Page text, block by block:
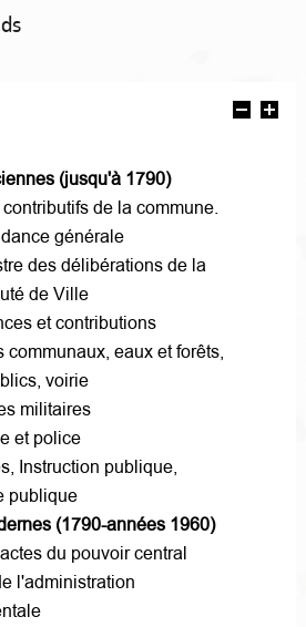
(jusqu'à 1790)
de la commune.
générale
des délibérations de la
de Ville
et contributions
communaux, eaux et forêts,
voirie
militaires
et police
Instruction publique,
publique
(1790-années 1960)
du pouvoir central
l'administration